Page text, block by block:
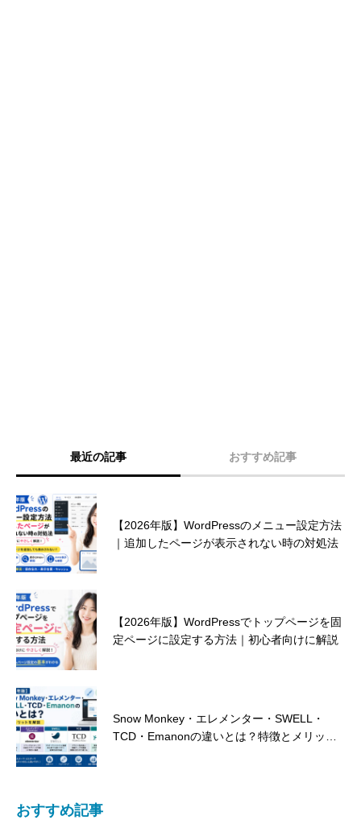
最近の記事 おすすめ記事
【2026年版】WordPressのメニュー設定方法
｜追加したページが表示されない時の対処法
【2026年版】WordPressでトップページを固
定ページに設定する方法｜初心者向けに解説
Snow Monkey・エレメンター・SWELL・
TCD・Emanonの違いとは？特徴とメリット
ランサーズ ランキング 2024 受賞のお知ら
せ！
見込み客を獲得するためのホームページデザ
インとは？
なりました！
おすすめ記事